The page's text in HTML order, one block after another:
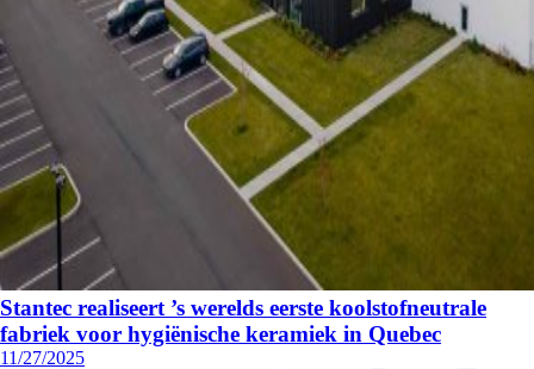
Stantec realiseert ’s werelds eerste koolstofneutrale
fabriek voor hygiënische keramiek in Quebec
11/27/2025